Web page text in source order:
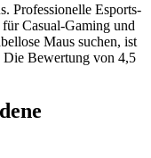
Professionelle Esports-
Casual-Gaming und
Maus suchen, ist
Die Bewertung von 4,5